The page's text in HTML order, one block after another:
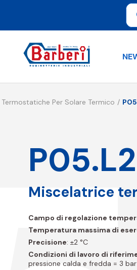
Per Solare Termico
P05.L2
Miscelatrice
Campo di regolazione
Temperatura massima di
Precisione: ±2 °C
Condizioni di lavoro di
pressione calda e fredda = 3 bar